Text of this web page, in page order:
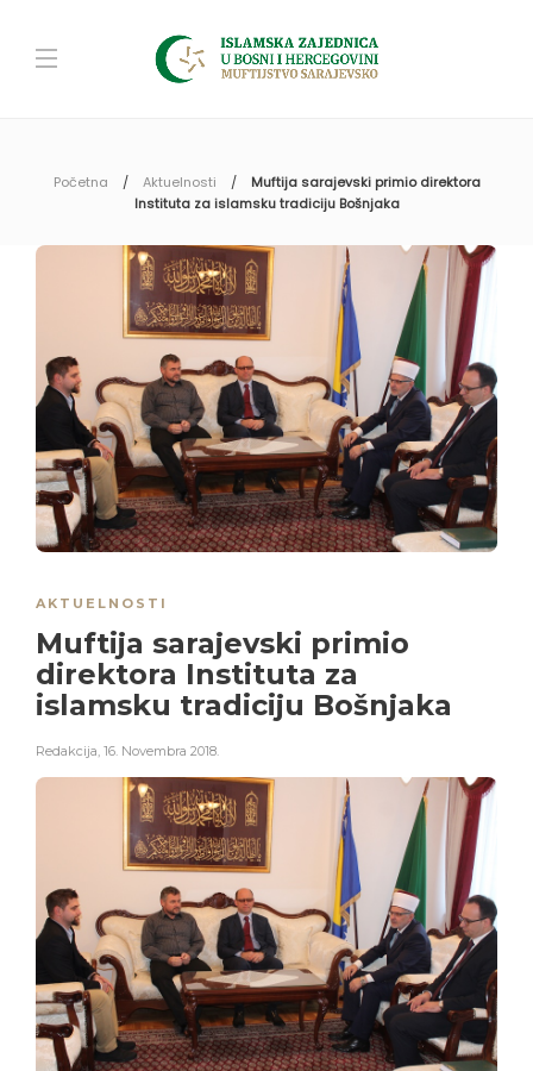
Početna Aktuelnosti
Muftija sarajevski primio direktora
Instituta za islamsku tradiciju Bošnjaka
AKTUELNOSTI
Muftija sarajevski primio
direktora Instituta za
islamsku tradiciju Bošnjaka
Redakcija, 16. Novembra 2018.